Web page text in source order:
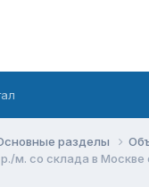
разделы
м. со склада в